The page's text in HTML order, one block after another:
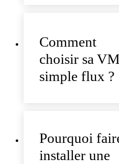
Comment
choisir sa
simple flux ?
Pourquoi
installer une